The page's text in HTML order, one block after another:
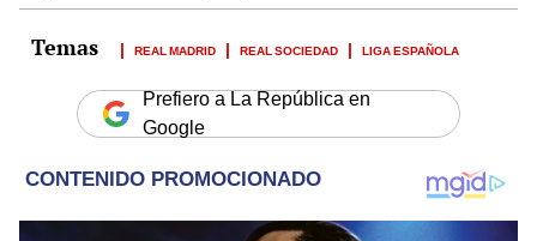
REAL MADRID REAL SOCIEDAD LIGA ESPAÑOLA
Prefiero a La República en
Google